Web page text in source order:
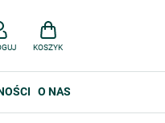
KOSZYK
O NAS